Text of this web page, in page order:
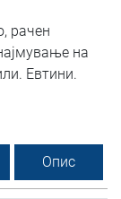
рачен
на
Евтини.
Опис